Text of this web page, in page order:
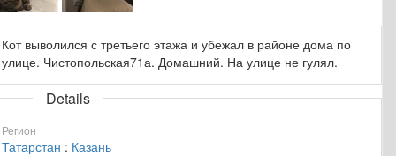
Кот выволился с третьего этажа и убежал в районе дома по
улице. Чистопольская71а. Домашний. На улице не гулял.
Details
Регион
Татарстан : Казань